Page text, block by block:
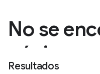
Resultados